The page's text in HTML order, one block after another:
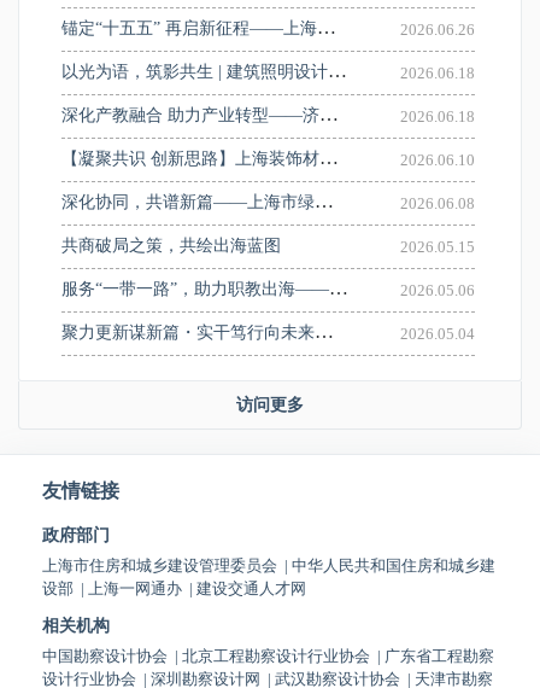
锚定“十五五” 再启新征程——上海市勘察设计行业协会召开九届七次理事会 2026.06.26
以光为语，筑影共生 | 建筑照明设计与技术交流会圆满举办 2026.06.18
深化产教融合 助力产业转型——济光学院校长贺鹏飞带队赴华东建筑设计研究院访企拓岗 2026.06.18
【凝聚共识 创新思路】上海装饰材料品牌走进建筑设计院系列活动——走进中国建筑上海设计研究院有限公司 2026.06.10
深化协同，共谱新篇——上海市绿色建筑协会来访交流座谈 2026.06.08
共商破局之策，共绘出海蓝图 2026.05.15
服务“一带一路”，助力职教出海——济光学院举行中亚人居环境创新中心揭牌暨“AI+人居环境”国际教学工作坊启动仪式 2026.05.06
聚力更新谋新篇・实干笃行向未来——上设协城市更新分会组织参观上海大歌剧院并顺利召开一届七次会长会议 2026.05.04
访问更多
友情链接
政府部门
上海市住房和城乡建设管理委员会 | 中华人民共和国住房和城乡建
设部 | 上海一网通办 | 建设交通人才网
相关机构
中国勘察设计协会 | 北京工程勘察设计行业协会 | 广东省工程勘察
设计行业协会 | 深圳勘察设计网 | 武汉勘察设计协会 | 天津市勘察